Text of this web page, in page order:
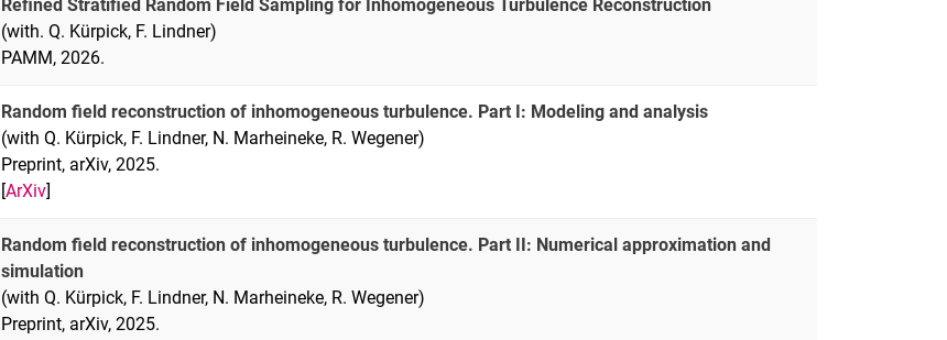
Refined Stratified Random Field Sampling for Inhomogeneous Turbulence Reconstruction
(with. Q. Kürpick, F. Lindner)
PAMM, 2026.
Random field reconstruction of inhomogeneous turbulence. Part I: Modeling and analysis
(with Q. Kürpick, F. Lindner, N. Marheineke, R. Wegener)
Preprint, arXiv, 2025.
[ArXiv]
Random field reconstruction of inhomogeneous turbulence. Part II: Numerical approximation and
simulation
(with Q. Kürpick, F. Lindner, N. Marheineke, R. Wegener)
Preprint, arXiv, 2025.